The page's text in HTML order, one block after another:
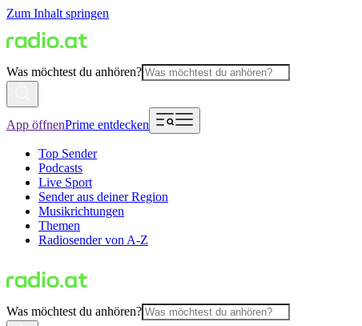
Zum Inhalt springen
Was möchtest du anhören?
App öffnenPrime entdecken
Top Sender
Podcasts
Live Sport
Sender aus deiner Region
Musikrichtungen
Themen
Radiosender von A-Z
Was möchtest du anhören?